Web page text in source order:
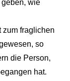
geben, wie
zum fraglichen
so
die Person,
hat.